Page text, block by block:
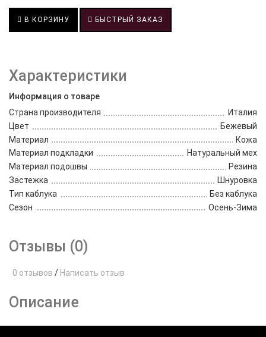
В КОРЗИНУ БЫСТРЫЙ ЗАКАЗ
Характеристики
Информация о товаре
Страна производителя
Италия
Цвет
Бежевый
Материал
Кожа
Материал подкладки
Натуральный мех
Материал подошвы
Резина
Застежка
Шнуровка
Тип каблука
Без каблука
Сезон
Осень-Зима
Отзывы (0)
0 отзывов / Написать отзыв
Описание